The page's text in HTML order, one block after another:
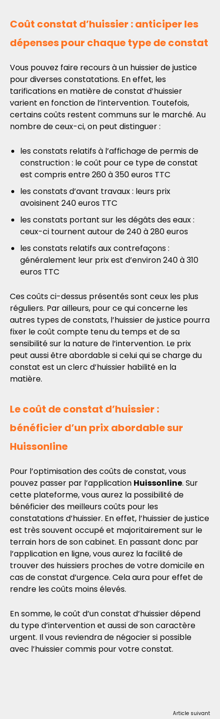
Coût constat d’huissier : anticiper les
dépenses pour chaque type de constat
Vous pouvez faire recours à un huissier de justice
pour diverses constatations. En effet, les
tarifications en matière de constat d’huissier
varient en fonction de l’intervention. Toutefois,
certains coûts restent communs sur le marché. Au
nombre de ceux-ci, on peut distinguer :
les constats relatifs à l’affichage de permis de
construction : le coût pour ce type de constat
est compris entre 260 à 350 euros TTC
les constats d’avant travaux : leurs prix
avoisinent 240 euros TTC
les constats portant sur les dégâts des eaux :
ceux-ci tournent autour de 240 à 280 euros
les constats relatifs aux contrefaçons :
généralement leur prix est d’environ 240 à 310
euros TTC
Ces coûts ci-dessus présentés sont ceux les plus
réguliers. Par ailleurs, pour ce qui concerne les
autres types de constats, l’huissier de justice pourra
fixer le coût compte tenu du temps et de sa
sensibilité sur la nature de l’intervention. Le prix
peut aussi être abordable si celui qui se charge du
constat est un clerc d’huissier habilité en la
matière.
Le coût de constat d’huissier :
bénéficier d’un prix abordable sur
Huissonline
Pour l’optimisation des coûts de constat, vous
pouvez passer par l’application Huissonline. Sur
cette plateforme, vous aurez la possibilité de
bénéficier des meilleurs coûts pour les
constatations d’huissier. En effet, l’huissier de justice
est très souvent occupé et majoritairement sur le
terrain hors de son cabinet. En passant donc par
l’application en ligne, vous aurez la facilité de
trouver des huissiers proches de votre domicile en
cas de constat d’urgence. Cela aura pour effet de
rendre les coûts moins élevés.
En somme, le coût d’un constat d’huissier dépend
du type d’intervention et aussi de son caractère
urgent. Il vous reviendra de négocier si possible
avec l’huissier commis pour votre constat.
Article suivant